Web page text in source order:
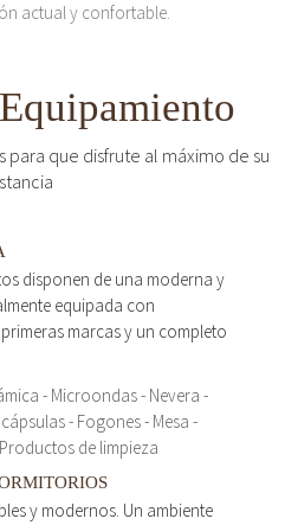
actual y confortable.
que disfrute al máximo de su
disponen de una moderna y
equipada con
marcas y un completo
- Microondas - Nevera -
- Fogones - Mesa -
de limpieza
y modernos. Un ambiente